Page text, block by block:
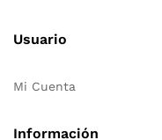
Usuario
Mi Cuenta
Información